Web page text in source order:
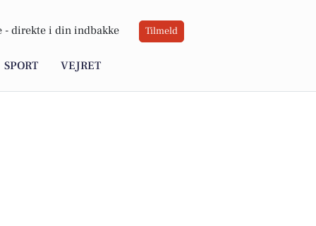
- direkte i din indbakke Tilmeld
SPORT VEJRET